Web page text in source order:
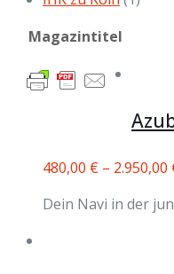
Magazintitel
480,00 € – 2.950,00
Dein Navi in der